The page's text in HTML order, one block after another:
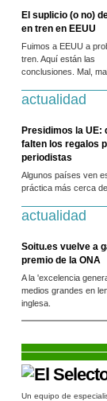
El suplicio (o no)
en tren en EEUU
Fuimos a EEUU a
tren. Aquí están las
conclusiones. Mal,
actualidad
Presidimos la UE:
falten los regalos
periodistas
Algunos países ven
práctica más cerca
actualidad
Soitu.es vuelve a
premio de la ONA
A la 'excelencia
medios grandes en
inglesa.
Un equipo de